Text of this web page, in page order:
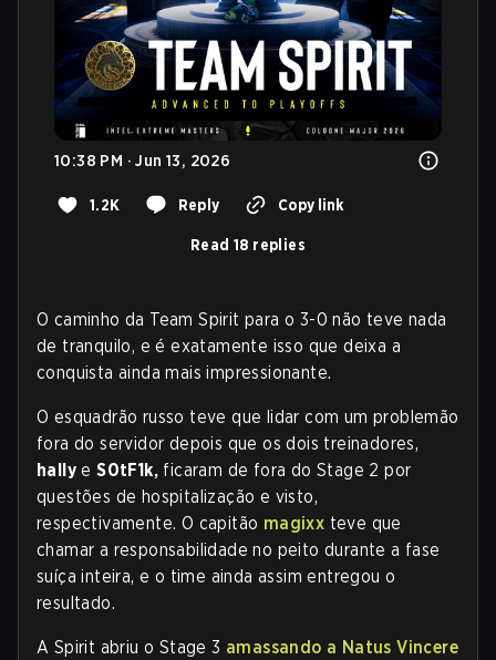
10:38 PM · Jun 13, 2026
1.2K Reply Copy link
Read 18 replies
O caminho da Team Spirit para o 3-0 não teve nada
de tranquilo, e é exatamente isso que deixa a
conquista ainda mais impressionante.
O esquadrão russo teve que lidar com um problemão
fora do servidor depois que os dois treinadores,
hally eS0tF1k, ficaram de fora do Stage 2 por
questões de hospitalização e visto,
respectivamente. O capitão magixx teve que
chamar a responsabilidade no peito durante a fase
suíça inteira, e o time ainda assim entregou o
resultado.
A Spirit abriu o Stage 3 amassando a Natus Vincere